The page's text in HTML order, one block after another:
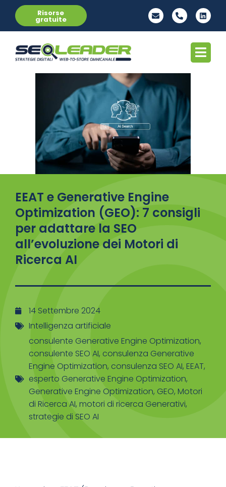
Risorse
gratuite
EEAT e Generative Engine
Optimization (GEO): 7 consigli
per adattare la SEO
all’evoluzione dei Motori di
Ricerca AI
14 Settembre 2024
Intelligenza artificiale
consulente Generative Engine Optimization,
consulente SEO AI, consulenza Generative
Engine Optimization, consulenza SEO AI, EEAT,
esperto Generative Engine Optimization,
Generative Engine Optimization, GEO, Motori
di Ricerca AI, motori di ricerca Generativi,
strategie di SEO AI